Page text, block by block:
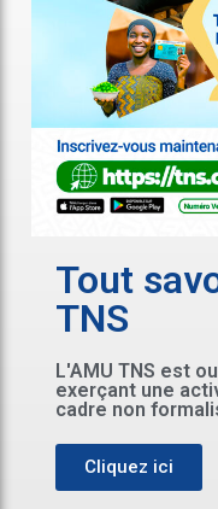
Tout
TNS
L'AMU TNS est
exerçant une
cadre non
Cliquez ici